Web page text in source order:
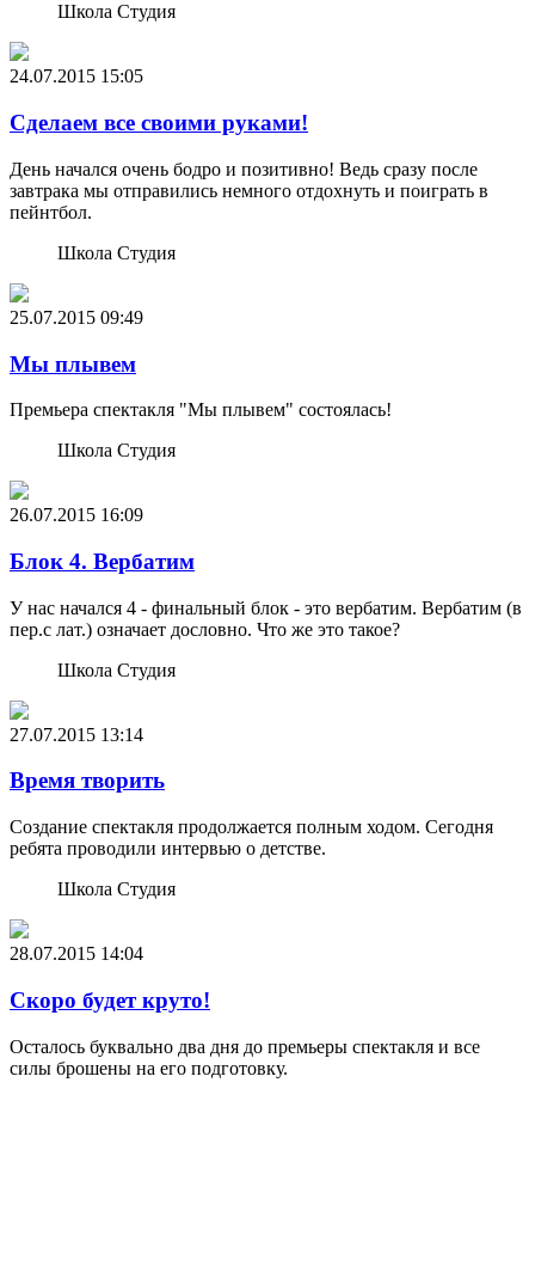
Школа Студия
24.07.2015 15:05
Сделаем все своими руками!
День начался очень бодро и позитивно! Ведь сразу после
завтрака мы отправились немного отдохнуть и поиграть в
пейнтбол.
Школа Студия
25.07.2015 09:49
Мы плывем
Премьера спектакля "Мы плывем" состоялась!
Школа Студия
26.07.2015 16:09
Блок 4. Вербатим
У нас начался 4 - финальный блок - это вербатим. Вербатим (в
пер.с лат.) означает дословно. Что же это такое?
Школа Студия
27.07.2015 13:14
Время творить
Создание спектакля продолжается полным ходом. Сегодня
ребята проводили интервью о детстве.
Школа Студия
28.07.2015 14:04
Скоро будет круто!
Осталось буквально два дня до премьеры спектакля и все
силы брошены на его подготовку.